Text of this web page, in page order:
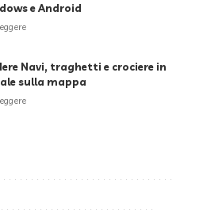
e Android
Navi, traghetti e crociere in
sulla mappa